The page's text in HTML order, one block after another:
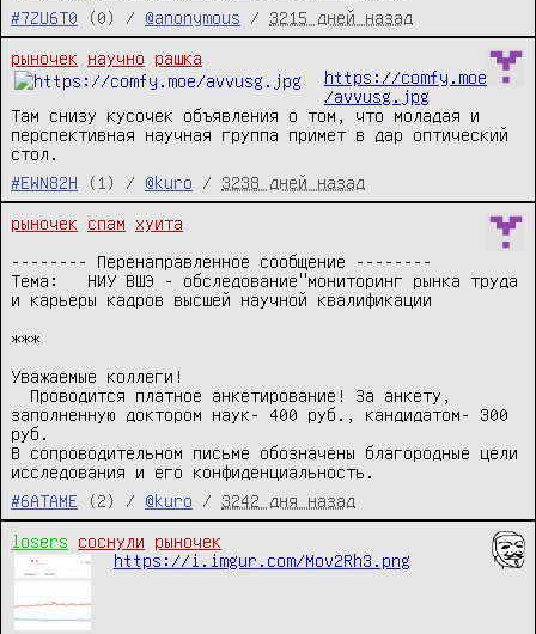
#7ZU6T0
(0) / @anonymous / 3215 дней назад
рыночек научно
рашка
https://comfy.moe
/avvusg.jpg
Там снизу кусочек объявления о том, что моладая и
перспективная научная группа примет в дар оптический
стол.
#EWN82H
(1) / @kuro / 3238 дней назад
рыночек спам
хуита
-------- Перенаправленное сообщение --------
Тема:   НИУ ВШЭ - обследование"мониторинг рынка труда
и карьеры кадров высшей научной квалификации
***
Уважаемые коллеги!
заполненную доктором наук- 400 руб., кандидатом- 300
руб.
В сопроводительном письме обозначены благородные цели
#6ATAME
(2) / @kuro / 3242 дня назад
losers соснули
рыночек
https://i.imgur.com/Mov2Rh3.png